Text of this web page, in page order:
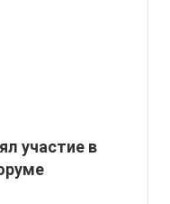
участие в